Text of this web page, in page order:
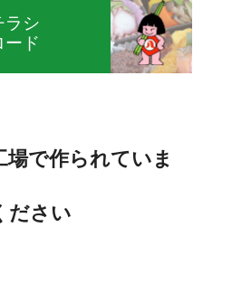
ラシ
ード
場で作られていま
ださい